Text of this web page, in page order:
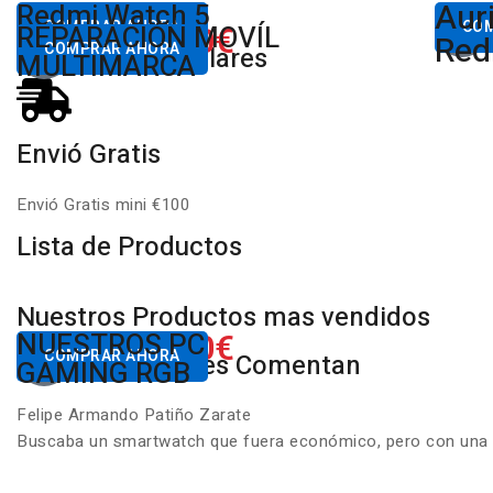
Desde80,00€
COMPRAR AHORA
Redmi Watch 5
Xiaomi
Desde650.00€
COMPRAR AHORA
REPARACIÓN MOVÍL
MULTIMARCA
Productos Populares
Envió Gratis
Envió Gratis mini €100
Lista de Productos
Nuestros Productos mas vendidos
Desde650.00€
COMPRAR AHORA
NUESTROS PC
GAMING RGB
Nuestros Clientes Comentan
Felipe Armando Patiño Zarate
Buscaba un smartwatch que fuera económico, pero con